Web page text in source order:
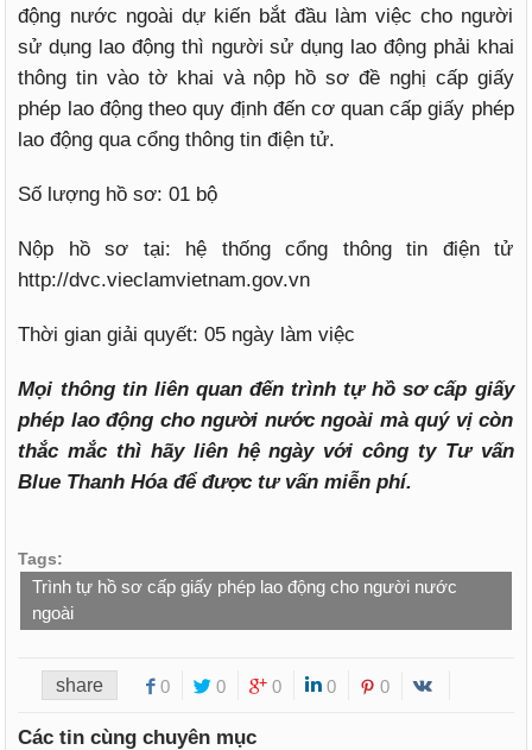
động nước ngoài dự kiến bắt đầu làm việc cho người
sử dụng lao động thì người sử dụng lao động phải khai
thông tin vào tờ khai và nộp hồ sơ đề nghị cấp giấy
phép lao động theo quy định đến cơ quan cấp giấy phép
lao động qua cổng thông tin điện tử.
Số lượng hồ sơ: 01 bộ
Nộp hồ sơ tại: hệ thống cổng thông tin điện tử
http://dvc.vieclamvietnam.gov.vn
Thời gian giải quyết: 05 ngày làm việc
Mọi thông tin liên quan đến trình tự hồ sơ cấp giấy
phép lao động cho người nước ngoài mà quý vị còn
thắc mắc thì hãy liên hệ ngày với công ty Tư vấn
Blue Thanh Hóa để được tư vấn miễn phí.
Tags:
Trình tự hồ sơ cấp giấy phép lao động cho người nước
ngoài
share 0 0 0 0 0
Các tin cùng chuyên mục